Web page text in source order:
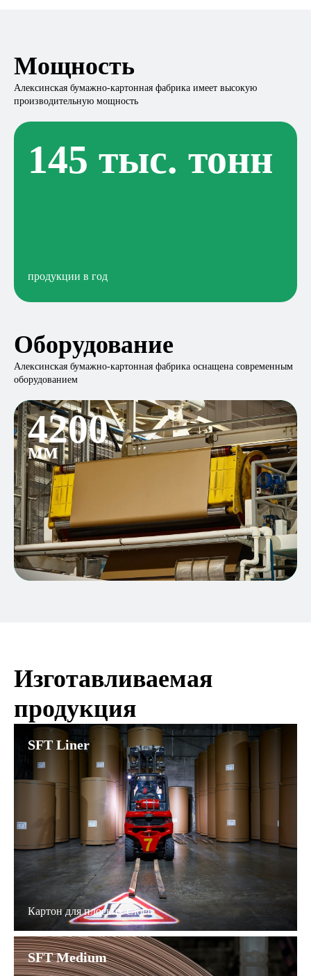
Мощность
Алексинская бумажно-картонная фабрика имеет высокую
производительную мощность
145 тыс. тонн
продукции в год
Оборудование
Алексинская бумажно-картонная фабрика оснащена современным
оборудованием
4200
мм
ширина
Изготавливаемая
продукция
SFT Liner
Картон для плоских слоев
SFT Medium